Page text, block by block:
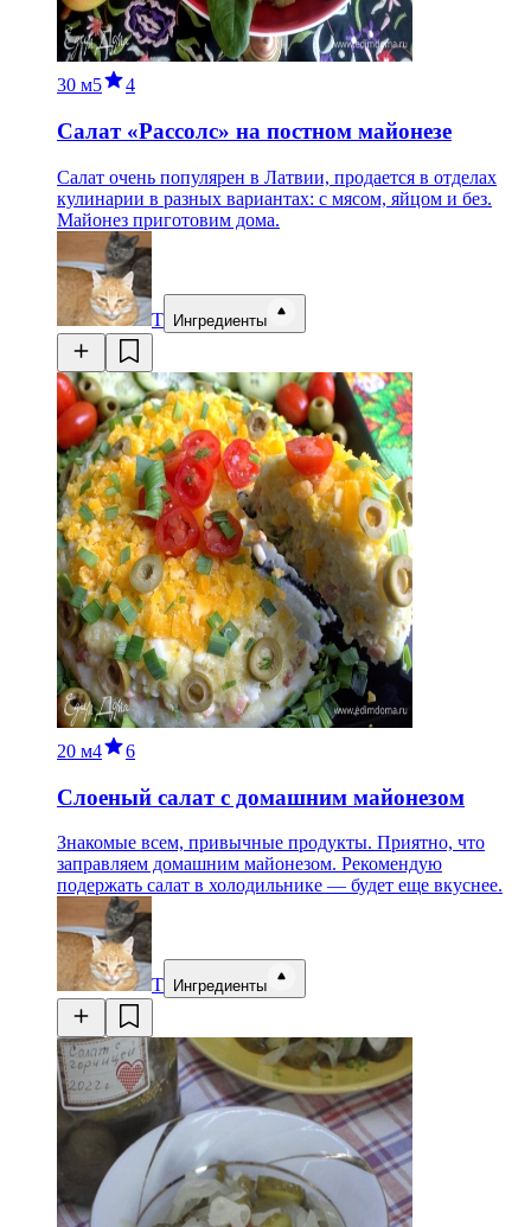
30 м5 4
Салат «Рассолс» на постном майонезе
Салат очень популярен в Латвии, продается в отделах
кулинарии в разных вариантах: с мясом, яйцом и без.
Майонез приготовим дома.
Т Ингредиенты
20 м4 6
Слоеный салат с домашним майонезом
Знакомые всем, привычные продукты. Приятно, что
заправляем домашним майонезом. Рекомендую
подержать салат в холодильнике — будет еще вкуснее.
Т Ингредиенты